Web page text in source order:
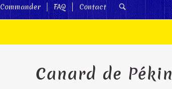
Commander FAQ Contact
Canard de Pékin